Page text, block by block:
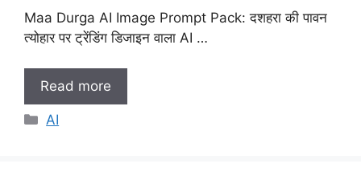
Maa Durga AI Image Prompt Pack: दशहरा की पावन
त्योहार पर ट्रेंडिंग डिजाइन वाला AI …
Read more
Categories
AI